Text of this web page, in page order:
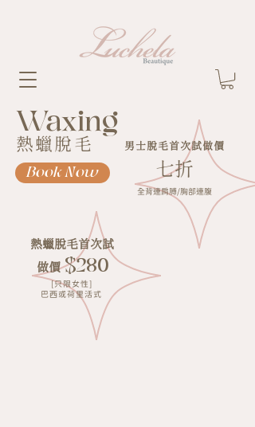
全背連肩膊/胸部連腹
男士脫毛首次試做價
七折
[只限女性]
巴西或荷里活式
熱蠟脫毛首次試
做價 $280
Book Now
Waxing
熱蠟脫毛